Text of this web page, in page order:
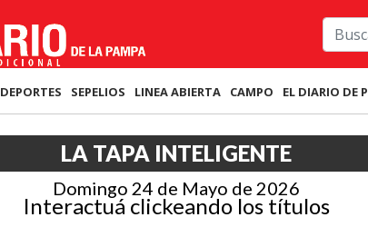
DEPORTES SEPELIOS LINEA ABIERTA CAMPO EL DIARIO DE
LA TAPA INTELIGENTE
Domingo 24 de Mayo de 2026
Interactuá clickeando los títulos